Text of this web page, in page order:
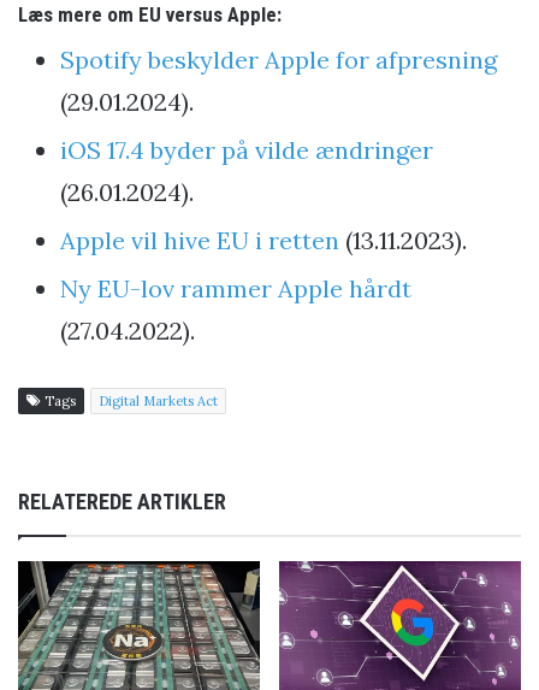
Læs mere om EU versus Apple:
Spotify beskylder Apple for afpresning
(29.01.2024).
iOS 17.4 byder på vilde ændringer
(26.01.2024).
Apple vil hive EU i retten (13.11.2023).
Ny EU-lov rammer Apple hårdt
(27.04.2022).
Tags Digital Markets Act
RELATEREDE ARTIKLER